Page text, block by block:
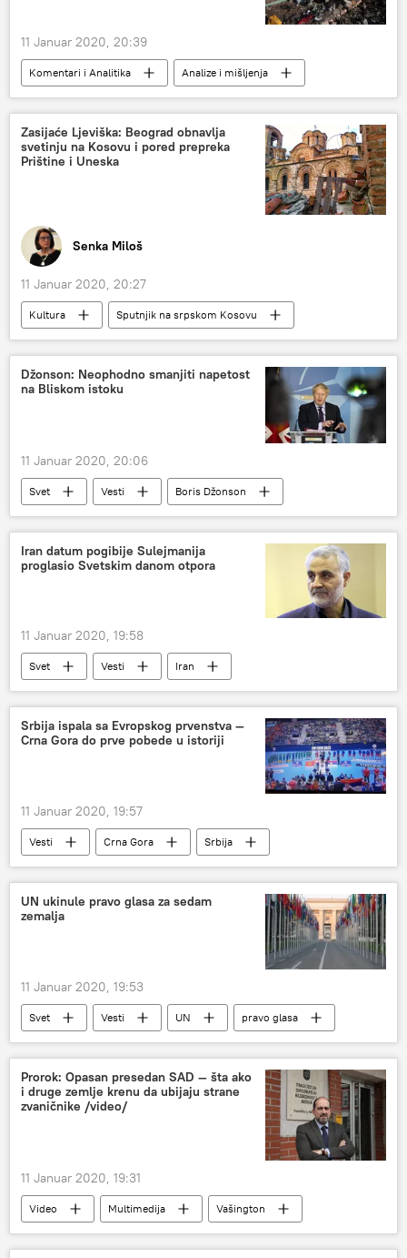
11 Januar 2020, 20:39
Komentari i Analitika
Analize i mišljenja
Svet
Vesti Iran
Dronovi
provokacija
PVO
Zasijaće Ljeviška: Beograd obnavlja
svetinju na Kosovu i pored prepreka
Prištine i Uneska
Senka Miloš
11 Januar 2020, 20:27
Kultura
Sputnjik na srpskom Kosovu
Prizren
freske
obnova
opstrukcija
Ministarstvo kulture Srbije
plan
osvetljenje
Džonson: Neophodno smanjiti napetost
na Bliskom istoku
11 Januar 2020, 20:06
Svet Vesti
Boris Džonson
smanjenje napetosti
Evropa
Bliski istok
Iran datum pogibije Sulejmanija
proglasio Svetskim danom otpora
11 Januar 2020, 19:58
Svet Vesti
Iran
Kasem Sulejmani
datum
Srbija ispala sa Evropskog prvenstva —
Crna Gora do prve pobede u istoriji
11 Januar 2020, 19:57
Vesti Crna Gora Srbija
UN ukinule pravo glasa za sedam
zemalja
11 Januar 2020, 19:53
Svet Vesti UN pravo glasa
Prorok: Opasan presedan SAD — šta ako
i druge zemlje krenu da ubijaju strane
zvaničnike /video/
11 Januar 2020, 19:31
Video Multimedija
Vašington
Iran
odnosi Emisija „Prorok“